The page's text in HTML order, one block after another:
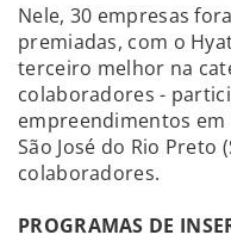
Nele, 30 empresas
premiadas, com o
terceiro melhor na
colaboradores -
empreendimentos em
São José do Rio Preto
colaboradores.
PROGRAMAS DE